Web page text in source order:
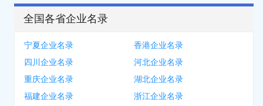
全国各省企业名录
宁夏企业名录
香港企业名录
四川企业名录
河北企业名录
重庆企业名录
湖北企业名录
福建企业名录
浙江企业名录